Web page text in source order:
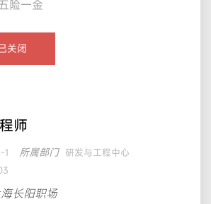
险一金
关闭
师
1 所属部门 研发与工程中心
长阳职场